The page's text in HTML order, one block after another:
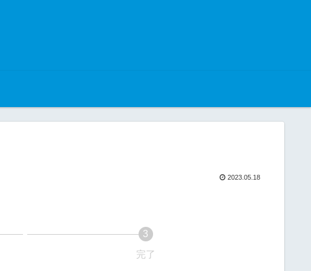
2023.05.18
3
完了